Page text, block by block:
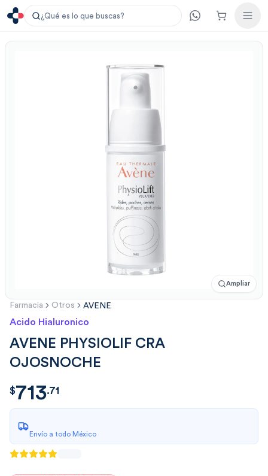
¿Qué es lo que buscas?
Ampliar
Farmacia Otros AVENE
Acido Hialuronico
AVENE PHYSIOLIF CRA
OJOSNOCHE
$713.712809
$713.71
Envío a todo México